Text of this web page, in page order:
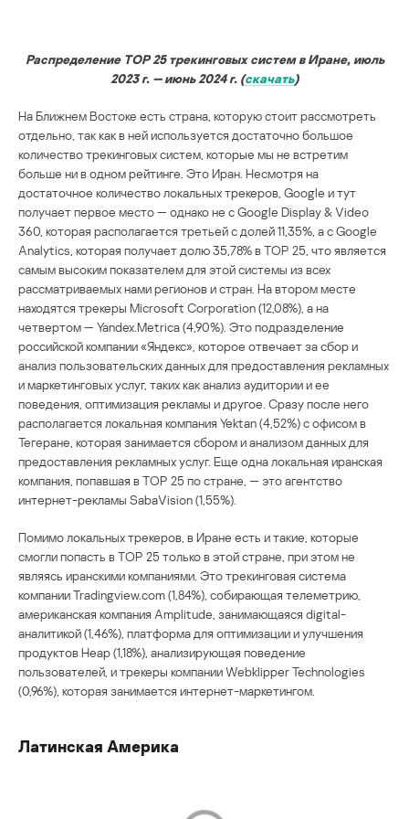
Распределение TOP 25 трекинговых систем в Иране, июль
2023 г. — июнь 2024 г. (скачать)
На Ближнем Востоке есть страна, которую стоит рассмотреть
отдельно, так как в ней используется достаточно большое
количество трекинговых систем, которые мы не встретим
больше ни в одном рейтинге. Это Иран. Несмотря на
достаточное количество локальных трекеров, Google и тут
получает первое место — однако не с Google Display & Video
360, которая располагается третьей с долей 11,35%, а с Google
Analytics, которая получает долю 35,78% в TOP 25, что является
самым высоким показателем для этой системы из всех
рассматриваемых нами регионов и стран. На втором месте
находятся трекеры Microsoft Corporation (12,08%), а на
четвертом — Yandex.Metrica (4,90%). Это подразделение
российской компании «Яндекс», которое отвечает за сбор и
анализ пользовательских данных для предоставления рекламных
и маркетинговых услуг, таких как анализ аудитории и ее
поведения, оптимизация рекламы и другое. Сразу после него
располагается локальная компания Yektan (4,52%) с офисом в
Тегеране, которая занимается сбором и анализом данных для
предоставления рекламных услуг. Еще одна локальная иранская
компания, попавшая в TOP 25 по стране, — это агентство
интернет-рекламы SabaVision (1,55%).
Помимо локальных трекеров, в Иране есть и такие, которые
смогли попасть в TOP 25 только в этой стране, при этом не
являясь иранскими компаниями. Это трекинговая система
компании Tradingview.com (1,84%), собирающая телеметрию,
американская компания Amplitude, занимающаяся digital-
аналитикой (1,46%), платформа для оптимизации и улучшения
продуктов Heap (1,18%), анализирующая поведение
пользователей, и трекеры компании Webklipper Technologies
(0,96%), которая занимается интернет-маркетингом.
Латинская Америка